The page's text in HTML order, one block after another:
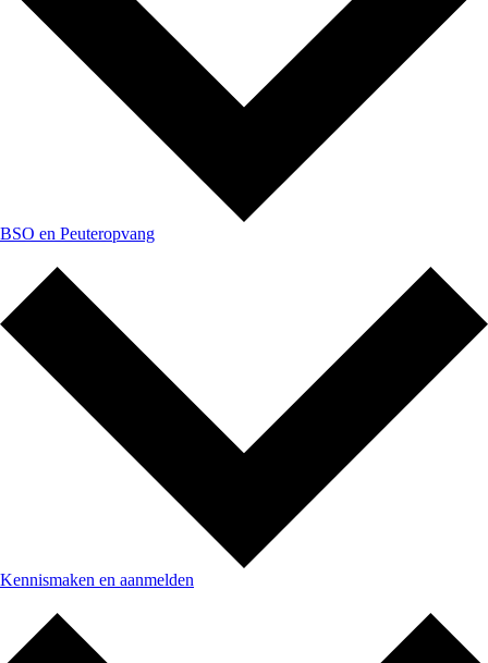
BSO en Peuteropvang
Kennismaken en aanmelden